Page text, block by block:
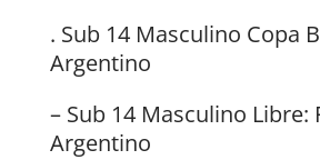
. Sub 14 Masculino Copa
Argentino
– Sub 14 Masculino Libre:
Argentino